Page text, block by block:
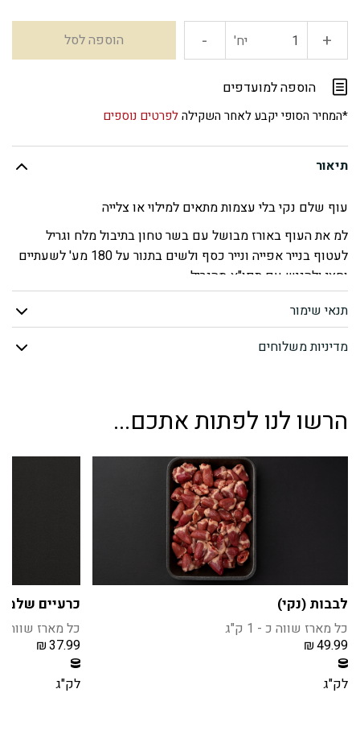
+ כמות
עוף
בלי
למילוי
יח' - הוספה לסל
הוספה למועדפים
*המחיר הסופי יקבע לאחר השקילהלפרטים נוספים
תיאור
עוף שלם נקי בלי עצמות מתאים למילוי או צלייה
למ את העוף באורז מבושל עם בשר טחון בתיבול מלח וגריל
לעטוף בנייר אפייה ונייר כסף ולשים בתנור על 180 מע' לשעתיים
וחצי ולהגיש עם תפו"א מהגריל
תנאי שימור
מדיניות משלוחים
הרשו לנו לפתות אתכם...
לבבות (נקי)
כל מארז שווה כ - 1 ק"ג
₪49.99
לק"ג
כרעיים
כל מארז שווה כ -
₪37.99
לק"ג